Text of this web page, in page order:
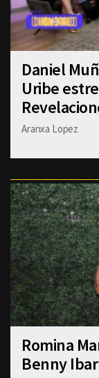
Daniel
Uribe
Aranxa Lopez
Romina
Benny